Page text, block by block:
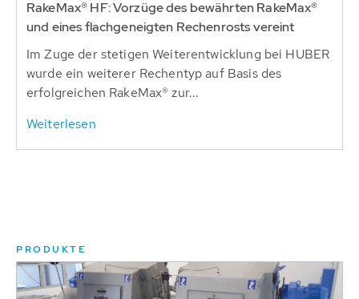
RakeMax® HF: Vorzüge des bewährten RakeMax®
und eines flachgeneigten Rechenrosts vereint
Im Zuge der stetigen Weiterentwicklung bei HUBER
wurde ein weiterer Rechentyp auf Basis des
erfolgreichen RakeMax® zur...
Weiterlesen
PRODUKTE